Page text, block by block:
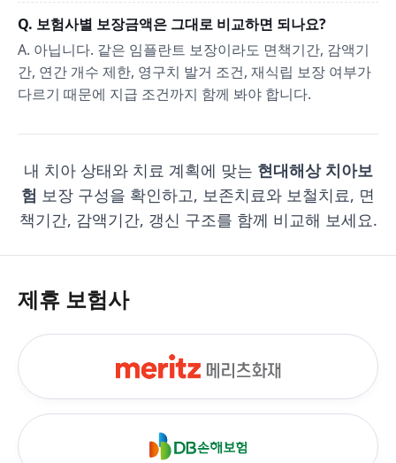
Q. 보험사별 보장금액은 그대로 비교하면 되나요?
A. 아닙니다. 같은 임플란트 보장이라도 면책기간, 감액기
간, 연간 개수 제한, 영구치 발거 조건, 재식립 보장 여부가
다르기 때문에 지급 조건까지 함께 봐야 합니다.
내 치아 상태와 치료 계획에 맞는 현대해상 치아보
험 보장 구성을 확인하고, 보존치료와 보철치료, 면
책기간, 감액기간, 갱신 구조를 함께 비교해 보세요.
제휴 보험사